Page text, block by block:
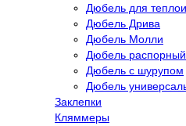
Дюбель для
Дюбель Дрива
Дюбель Молли
Дюбель распорный
Дюбель с шурупом
Дюбель
Заклепки
Кляммеры